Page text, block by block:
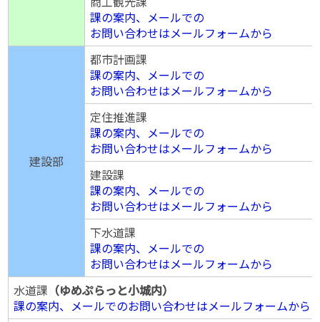
課の案内、メールでの
お問い合わせはメールフォームから
建設部
都市計画課
課の案内、メールでの
お問い合わせはメールフォームから
定住推進課
課の案内、メールでの
お問い合わせはメールフォームから
建設課
課の案内、メールでの
お問い合わせはメールフォームから
下水道課
課の案内、メールでの
お問い合わせはメールフォームから
水道課 （ゆめぷらっと小城内）
課の案内、メールでのお問い合わせはメールフォームから